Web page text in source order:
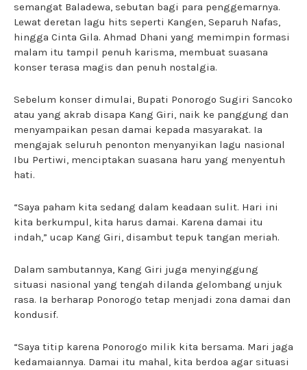
semangat Baladewa, sebutan bagi para penggemarnya.
Lewat deretan lagu hits seperti Kangen, Separuh Nafas,
hingga Cinta Gila. Ahmad Dhani yang memimpin formasi
malam itu tampil penuh karisma, membuat suasana
konser terasa magis dan penuh nostalgia.
Sebelum konser dimulai, Bupati Ponorogo Sugiri Sancoko
atau yang akrab disapa Kang Giri, naik ke panggung dan
menyampaikan pesan damai kepada masyarakat. Ia
mengajak seluruh penonton menyanyikan lagu nasional
Ibu Pertiwi, menciptakan suasana haru yang menyentuh
hati.
“Saya paham kita sedang dalam keadaan sulit. Hari ini
kita berkumpul, kita harus damai. Karena damai itu
indah,” ucap Kang Giri, disambut tepuk tangan meriah.
Dalam sambutannya, Kang Giri juga menyinggung
situasi nasional yang tengah dilanda gelombang unjuk
rasa. Ia berharap Ponorogo tetap menjadi zona damai dan
kondusif.
“Saya titip karena Ponorogo milik kita bersama. Mari jaga
kedamaiannya. Damai itu mahal, kita berdoa agar situasi